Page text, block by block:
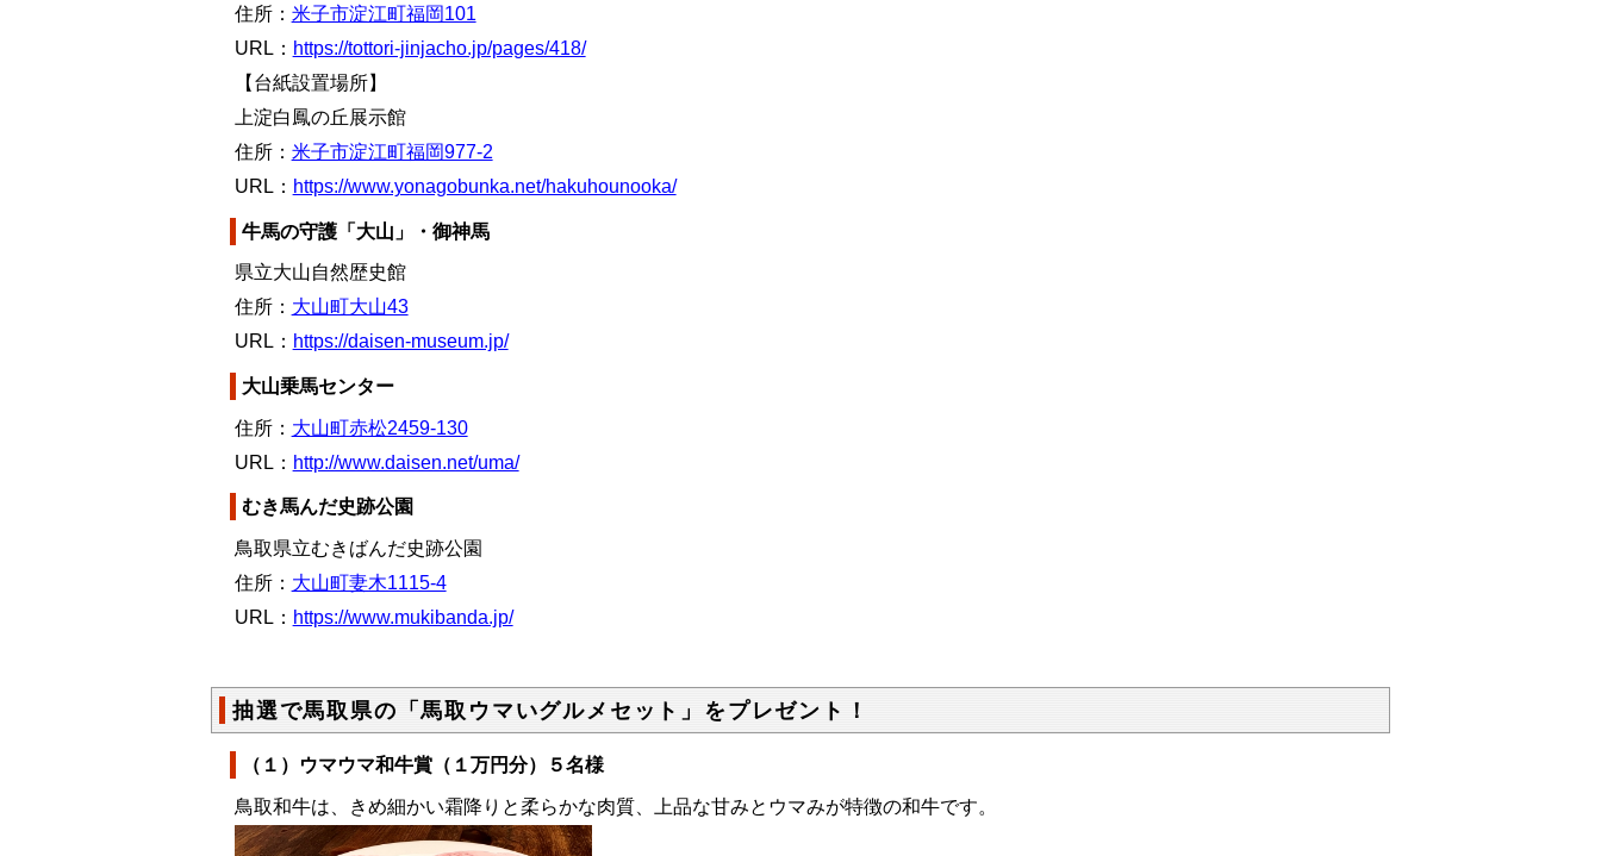
住所： 米子市淀江町福岡101
URL： https://tottori-jinjacho.jp/pages/418/
【台紙設置場所】
上淀白鳳の丘展示館
住所： 米子市淀江町福岡977-2
URL： https://www.yonagobunka.net/hakuhounooka/
牛馬の守護「大山」・御神馬
県立大山自然歴史館
住所： 大山町大山43
URL： https://daisen-museum.jp/
大山乗馬センター
住所： 大山町赤松2459-130
URL： http://www.daisen.net/uma/
むき馬んだ史跡公園
鳥取県立むきばんだ史跡公園
住所： 大山町妻木1115-4
URL： https://www.mukibanda.jp/
抽選で馬取県の「馬取ウマいグルメセット」をプレゼント！
（１）ウマウマ和牛賞（１万円分）５名様
鳥取和牛は、きめ細かい霜降りと柔らかな肉質、上品な甘みとウマみが特徴の和牛です。